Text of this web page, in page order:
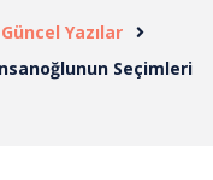
Güncel Yazılar
Seçimleri